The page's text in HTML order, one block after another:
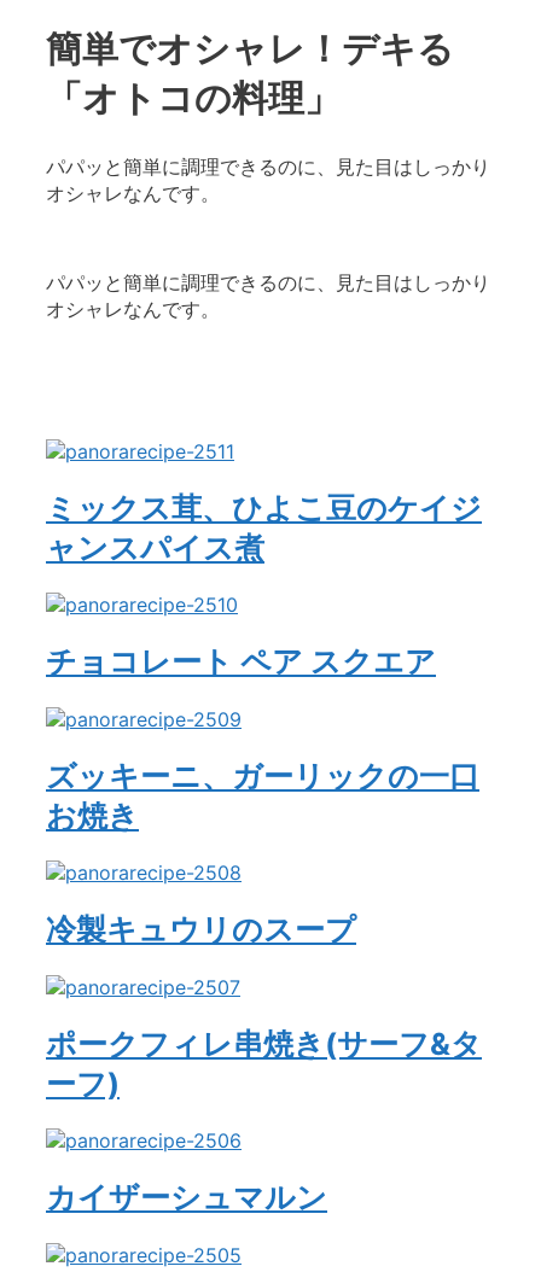
簡単でオシャレ！デキる
「オトコの料理」
パパッと簡単に調理できるのに、見た目はしっかり
オシャレなんです。
パパッと簡単に調理できるのに、見た目はしっかり
オシャレなんです。
ミックス茸、ひよこ豆のケイジ
ャンスパイス煮
チョコレート ペア スクエア
ズッキーニ、ガーリックの一口
お焼き
冷製キュウリのスープ
ポークフィレ串焼き(サーフ&タ
ーフ)
カイザーシュマルン